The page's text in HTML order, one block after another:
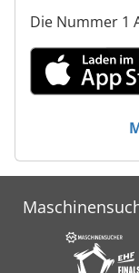
Die Nummer 1